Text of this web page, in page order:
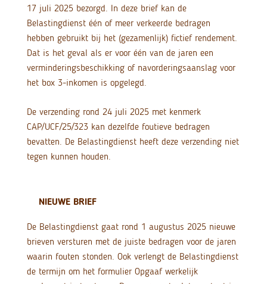
17 juli 2025 bezorgd. In deze brief kan de
Belastingdienst één of meer verkeerde bedragen
hebben gebruikt bij het (gezamenlijk) fictief rendement.
Dat is het geval als er voor één van de jaren een
verminderingsbeschikking of navorderingsaanslag voor
het box 3-inkomen is opgelegd.
De verzending rond 24 juli 2025 met kenmerk
CAP/UCF/25/323 kan dezelfde foutieve bedragen
bevatten. De Belastingdienst heeft deze verzending niet
tegen kunnen houden.
NIEUWE BRIEF
De Belastingdienst gaat rond 1 augustus 2025 nieuwe
brieven versturen met de juiste bedragen voor de jaren
waarin fouten stonden. Ook verlengt de Belastingdienst
de termijn om het formulier Opgaaf werkelijk